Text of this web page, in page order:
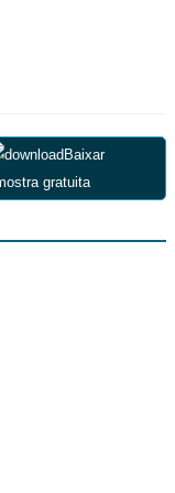
Baixar
gratuita